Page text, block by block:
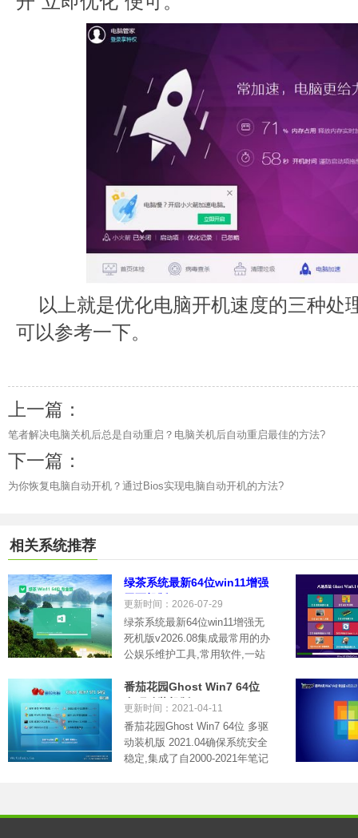
以上就是优化电脑开机速度的三种处
可以参考一下。
上一篇：
笔者解决电脑关机后总是自动重启？电脑关机后自动重启最佳的方法?
下一篇：
为你恢复电脑自动开机？通过Bios实现电脑自动开机的方法?
相关系统推荐
绿茶系统最新64位win11增强
无死机版v2026.08
更新时间：2026-07-29
绿茶系统最新64位win11增强无
死机版v2026.08集成最常用的办
公娱乐维护工具,常用软件,一站
番茄花园Ghost Win7 64位
多驱动装机版 2021.04
更新时间：2021-04-11
番茄花园Ghost Win7 64位 多驱
动装机版 2021.04确保系统安全
稳定,集成了自2000-2021年笔记